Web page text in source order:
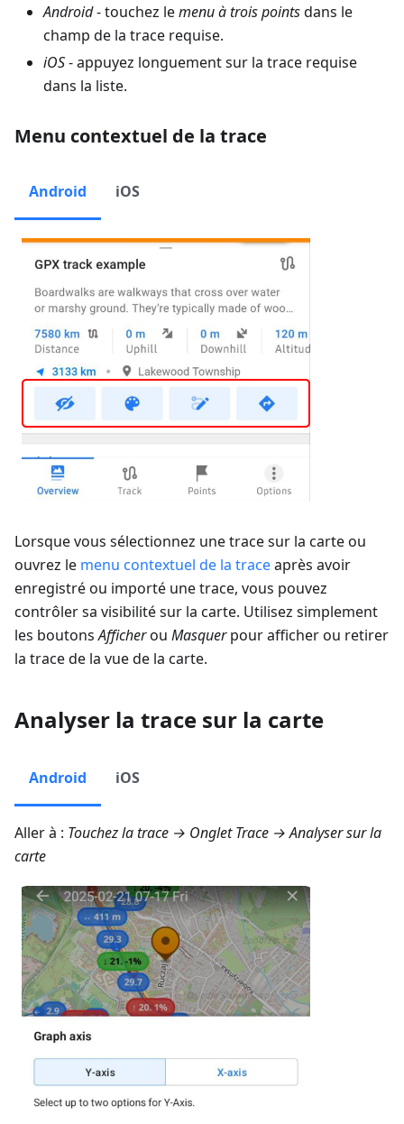
Android- touchez lemenu à trois pointsdans le
champ de la trace requise.
iOS- appuyez longuement sur la trace requise
dans la liste.
Menu contextuel de la trace
Android iOS
Lorsque vous sélectionnez une trace sur la carte ou
ouvrez le menu contextuel de la traceaprès avoir
enregistré ou importé une trace, vous pouvez
contrôler sa visibilité sur la carte. Utilisez simplement
les boutonsAfficherou Masquerpour afficher ou retirer
la trace de la vue de la carte.
Analyser la trace sur la carte
Android iOS
Aller à : Touchez la trace → Onglet Trace →Analyser sur la
carte